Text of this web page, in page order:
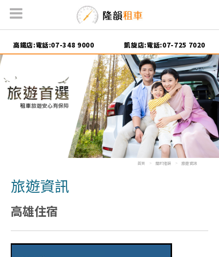
高鐵店:電話:07-348 9000 凱旋店:電話:07-725 7020
首頁 關於隆韻 旅遊資訊
旅遊資訊
高雄住宿